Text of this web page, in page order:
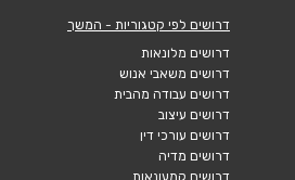
דרושים לפי קטגוריות - המשך
דרושים מלונאות
דרושים משאבי אנוש
דרושים עבודה מהבית
דרושים עיצוב
דרושים עורכי דין
דרושים מדיה
דרושים קמעונאות